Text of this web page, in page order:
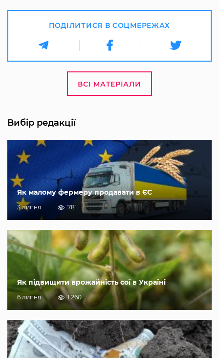
ПОДІЛИТИСЯ В СОЦМЕРЕЖАХ
ВСІ МАТЕРІАЛИ
Вибір редакції
Як малому фермеру продавати в ЄС
3 липня 781
Як підвищити врожайність сої в Україні
6 липня 1 260